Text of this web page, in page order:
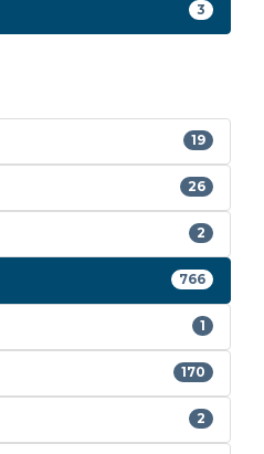
3
19
26
2
766
1
170
2